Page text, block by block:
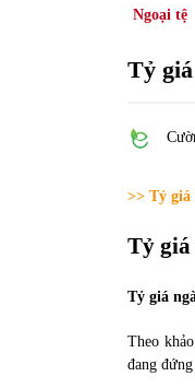
Ngoại tệ
Tỷ
>> Tỷ giá
Tỷ
Tỷ giá
Theo
đang